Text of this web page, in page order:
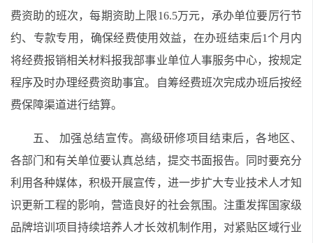
费资助的班次，每期资助上限16.5万元，承办单位要厉行节
约、专款专用，确保经费使用效益，在办班结束后1个月内
将经费报销相关材料报我部事业单位人事服务中心，按规定
程序及时办理经费资助事宜。自筹经费班次完成办班后按经
费保障渠道进行结算。
五、 加强总结宣传。高级研修项目结束后，各地区、
各部门和有关单位要认真总结，提交书面报告。同时要充分
利用各种媒体，积极开展宣传，进一步扩大专业技术人才知
识更新工程的影响，营造良好的社会氛围。注重发挥国家级
品牌培训项目持续培养人才长效机制作用，对紧贴区域行业